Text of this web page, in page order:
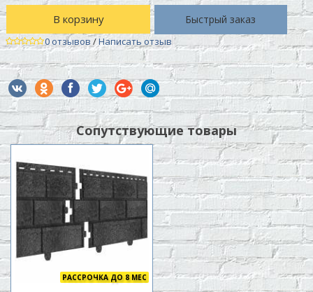
В корзину Быстрый заказ
0 отзывов /Написать отзыв
Сопутствующие товары
РАССРОЧКА ДО 8 МЕС